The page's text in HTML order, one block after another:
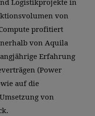
Logistikprojekte in
von
profitiert
von Aquila
Erfahrung
(Power
auf die
von